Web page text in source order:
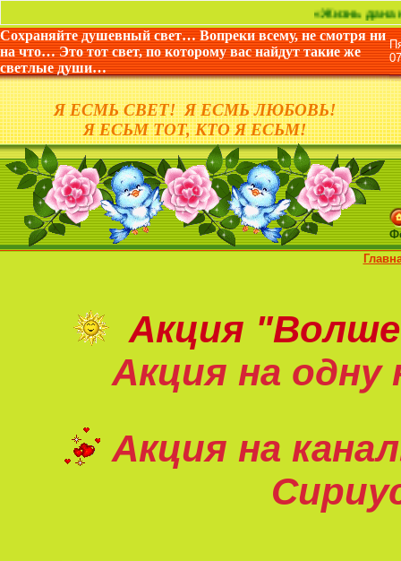
«Жизнь дана не для
Сохраняйте душевный свет… Вопреки всему, не смотря ни
на что… Это тот свет, по которому вас найдут такие же
светлые души…
Я ЕСМЬ СВЕТ! Я ЕСМЬ ЛЮБОВЬ!
Я ЕСЬМ ТОТ, КТО Я ЕСЬМ!
Акция
Акция на одну
Акция на